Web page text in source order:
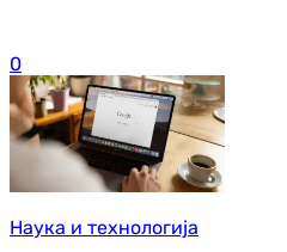
0
Наука и технологија